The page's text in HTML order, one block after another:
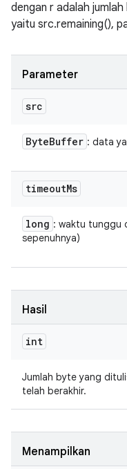
dengan r adalah
yaitu src.remaining(),
Parameter
src
ByteBuffer : data
timeoutMs
long : waktu tunggu
sepenuhnya)
Hasil
int
Jumlah byte yang
telah berakhir.
Menampilkan